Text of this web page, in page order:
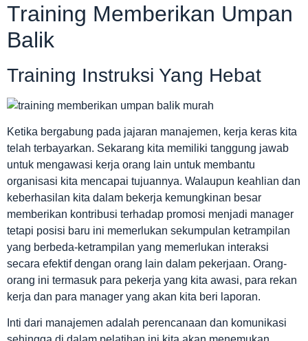
Training Memberikan Umpan
Balik
Training Instruksi Yang Hebat
Ketika bergabung pada jajaran manajemen, kerja keras kita
telah terbayarkan. Sekarang kita memiliki tanggung jawab
untuk mengawasi kerja orang lain untuk membantu
organisasi kita mencapai tujuannya. Walaupun keahlian dan
keberhasilan kita dalam bekerja kemungkinan besar
memberikan kontribusi terhadap promosi menjadi manager
tetapi posisi baru ini memerlukan sekumpulan ketrampilan
yang berbeda-ketrampilan yang memerlukan interaksi
secara efektif dengan orang lain dalam pekerjaan. Orang-
orang ini termasuk para pekerja yang kita awasi, para rekan
kerja dan para manager yang akan kita beri laporan.
Inti dari manajemen adalah perencanaan dan komunikasi